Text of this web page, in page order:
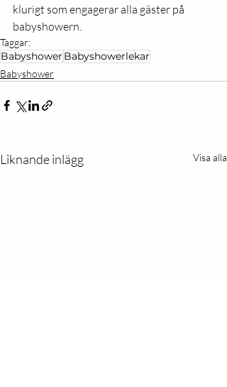
klurigt som engagerar alla gäster på
babyshowern.
Taggar:
Babyshower Babyshowerlekar
Babyshower
Liknande inlägg Visa alla